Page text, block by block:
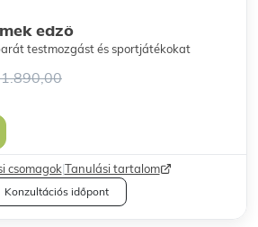
edző
testmozgást és sportjátékokat
csomagok|Tanulási tartalom
Konzultációs időpont